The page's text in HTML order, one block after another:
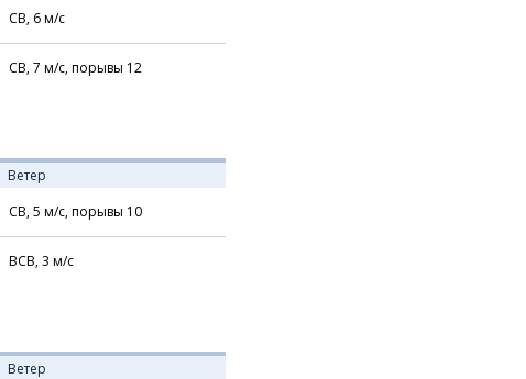
СВ, 6м/с
СВ, 7 м/с, порывы 12
Ветер
СВ, 5 м/с, порывы 10
ВСВ, 3 м/с
Ветер